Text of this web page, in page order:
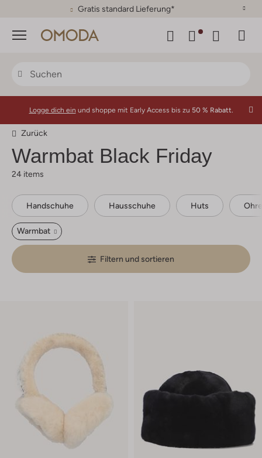
30 Tage Rückgaberecht
Menü
Logge dich ein und shoppe mit Early Access bis zu 50 % Rabatt.
Zurück
Warmbat Black Friday
24 items
Handschuhe Hausschuhe Huts
Warmbat
Filtern und sortieren